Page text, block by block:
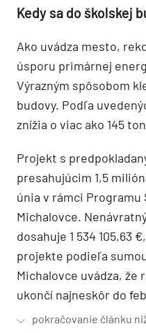
Kedy sa do školskej
Ako uvádza mesto,
úsporu primárnej
Výrazným spôsobom
budovy. Podľa
znížia o viac ako 145
Projekt s
presahujúcim 1,5
únia v rámci
Michalovce.
dosahuje 1 534 105,63
projekte podieľa
Michalovce uvádza,
ukončí najneskôr do